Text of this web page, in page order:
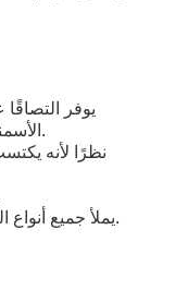
يوفر
الأسمنت. مقاومة عالية جدًا للصدمات والتآكل.
نظرًا لأنه
يملأ جميع أنواع الفجوات والثقوب والفتحات والانخفاضات.